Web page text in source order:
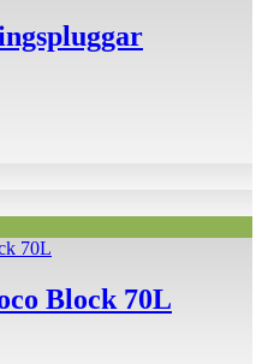
Block 70L